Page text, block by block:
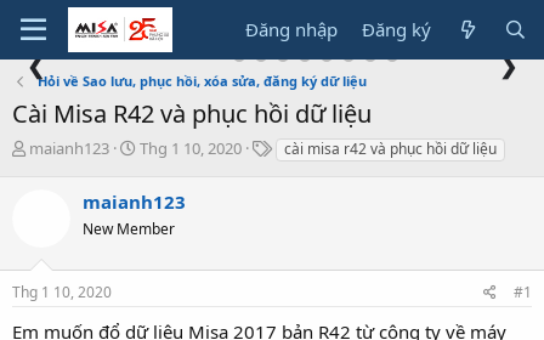
Đăng nhập Đăng ký
❮ ❯
Hỏi về Sao lưu, phục hồi, xóa sửa, đăng ký dữ liệu
Cài Misa R42 và phục hồi dữ liệu
T
s
t
maianh123
N
à
y
g
i
Thg 1 10, 2020
Tcài misa r42 và phục hồi dữ liệu
maianh123
New Member
Thg 1 10, 2020 #1
Em muốn đổ dữ liệu Misa 2017 bản R42 từ công ty về máy